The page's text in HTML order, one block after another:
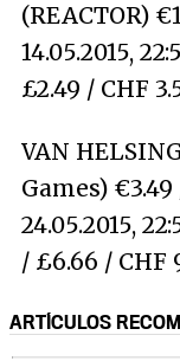
(REACTOR)
14.05.2015,
£2.49 / CHF
VAN
Games)
24.05.2015,
/ £6.66 / CHF
ARTÍCULOS